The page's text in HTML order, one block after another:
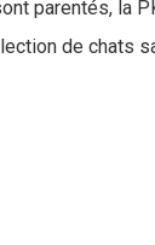
parentés, la
de chats